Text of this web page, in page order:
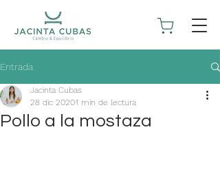
Entrada
Pollo a la mostaza
Jacinta Cubas
28 dic 20201 min de lectura